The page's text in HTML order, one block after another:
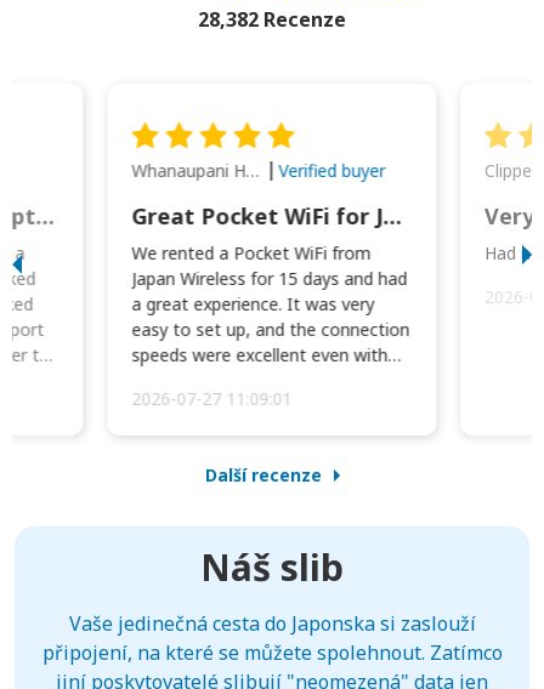
28,382 Recenze
This was wonderful option to a family of four. Everything worked smoothly.
a
to
Whanaupani Henry Joseph Macown Verified buyer
Great Pocket WiFi for Japan Travel
We rented a Pocket WiFi from
Japan Wireless for 15 days and had
a great experience. It was very
easy to set up, and the connection
speeds were excellent even with
2026-07-27 11:09:01
Very
Had
2026-
Další recenze
Náš slib
Vaše jedinečná cesta do Japonska si zaslouží
připojení, na které se můžete spolehnout. Zatímco
jiní poskytovatelé slibují "neomezená" data jen